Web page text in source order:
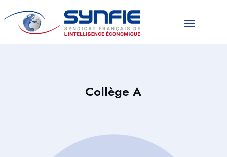
Collège A